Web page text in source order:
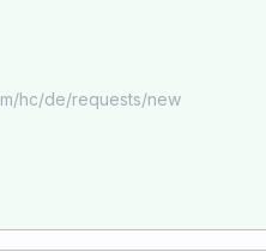
hc/de/requests/new